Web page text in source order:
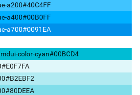
a200#40C4FF
a400#00B0FF
a700#0091EA
mdui-color-cyan#00BCD4
#E0F7FA
#B2EBF2
#80DEEA